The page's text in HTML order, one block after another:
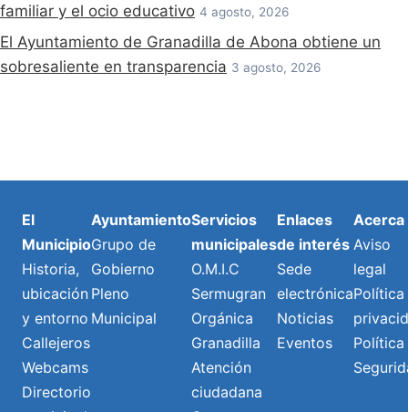
familiar y el ocio educativo 4 agosto, 2026
El Ayuntamiento de Granadilla de Abona obtiene un
sobresaliente en transparencia 3 agosto, 2026
El
Municipio
Historia,
ubicación
y entorno
Callejeros
Webcams
Directorio
Ayuntamiento
Grupo de
Gobierno
Pleno
Municipal
Servicios
municipales
O.M.I.C
Sermugran
Orgánica
Granadilla
Atención
ciudadana
Enlaces
de interés
Sede
electrónica
Noticias
Eventos
Acerca
Aviso
legal
Política
Política